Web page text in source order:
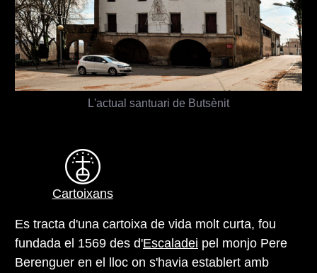
L'actual santuari de Butsènit
Cartoixans
Es tracta d'una cartoixa de vida molt curta, fou
fundada el 1569 des d'Escaladei pel monjo Pere
Berenguer en el lloc on s'havia establert amb